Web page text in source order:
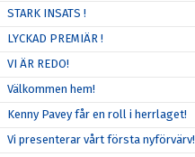
STARK INSATS !
LYCKAD PREMIÄR !
VI ÄR REDO!
Välkommen hem!
Kenny Pavey får en roll i herrlaget!
Vi presenterar vårt första nyförvärv!